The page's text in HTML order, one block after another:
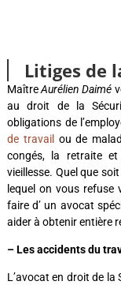
Litiges de
MaîtreAurélien Daimé
au droit de la
obligations de
de travailou de
congés, la retraite
vieillesse. Quel que
lequel on vous refuse
faire d’ un avocat
aider à obtenir entière
– Les accidents du
L’avocat en droit de la